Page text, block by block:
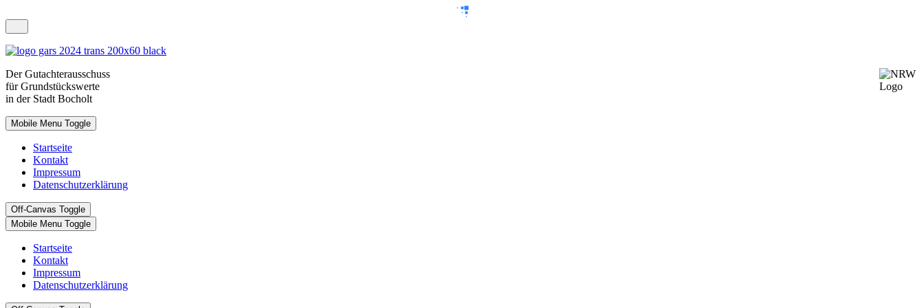
DerGutachterausschuss
für Grundstückswerte
in der Stadt Bocholt
Mobile Menu Toggle
Startseite
Kontakt
Impressum
Datenschutzerklärung
Off-Canvas Toggle
Mobile Menu Toggle
Startseite
Kontakt
Impressum
Datenschutzerklärung